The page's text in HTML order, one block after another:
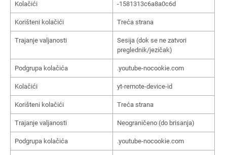
Kolačići -1581313c6a8a0c6d
Korišteni kolačići Treća strana
Trajanje valjanosti
Sesija (dok se ne zatvori
preglednik/jezičak)
Podgrupa kolačića .youtube-nocookie.com
Kolačići yt-remote-device-id
Korišteni kolačići Treća strana
Trajanje valjanosti Neograničeno (do brisanja)
Podgrupa kolačića .youtube-nocookie.com